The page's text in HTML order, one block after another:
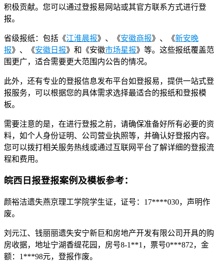
积极贡献。您可以通过登报易网站或其官方联系方式进行登
报。
省级报纸：包括《江淮晨报》、《安徽商报》、《新安晚
报》、《安徽日报》和《安徽市场星报》等。这些报纸覆盖范
围更广，适合需要更大范围内公告的情况。
此外，还有专业的登报信息发布平台如登报易，提供一站式登
报服务，可以根据您的具体需求选择最适合的报纸和登报模
板。
需要注意的是，在进行登报之前，请确保准备好所有必要的资
料，如个人身份证明、公司营业执照等，并确认好登报内容。
您可以拨打相关服务热线或通过互联网平台了解详细的登报流
程和费用。
皖西日报登报案例及模板参考：
颜裕洁遗失燕京理工学院学生证，证号：17****030，声明作
废。
刘元江、钱丽丽遗失安宁新巨和房地产开发有限公司开具的购
房收据，地址宁湖香缇花园，房号8-1**1，票号0***872，金
额：1***98元，登报作废。